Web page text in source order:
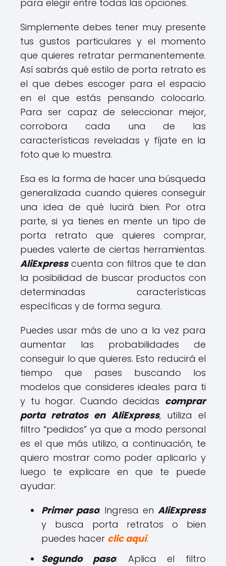
para elegir entre todas las opciones.
Simplemente debes tener muy presente
tus gustos particulares y el momento
que quieres retratar permanentemente.
Así sabrás qué estilo de porta retrato es
el que debes escoger para el espacio
en el que estás pensando colocarlo.
Para ser capaz de seleccionar mejor,
corrobora cada una de las
características reveladas y fíjate en la
foto que lo muestra.
Esa es la forma de hacer una búsqueda
generalizada cuando quieres conseguir
una idea de qué lucirá bien. Por otra
parte, si ya tienes en mente un tipo de
porta retrato que quieres comprar,
puedes valerte de ciertas herramientas.
AliExpresscuenta con filtros que te dan
la posibilidad de buscar productos con
determinadas características
específicas y de forma segura.
Puedes usar más de uno a la vez para
aumentar las probabilidades de
conseguir lo que quieres. Esto reducirá el
tiempo que pases buscando los
modelos que consideres ideales para ti
y tu hogar. Cuando decidas comprar
porta retratos en AliExpress, utiliza el
filtro “pedidos” ya que a modo personal
es el que más utilizo, a continuación, te
quiero mostrar como poder aplicarlo y
luego te explicare en que te puede
ayudar:
Primer paso: Ingresa en AliExpress
y busca porta retratos o bien
puedes hacer clic aquí.
Segundo paso: Aplica el filtro